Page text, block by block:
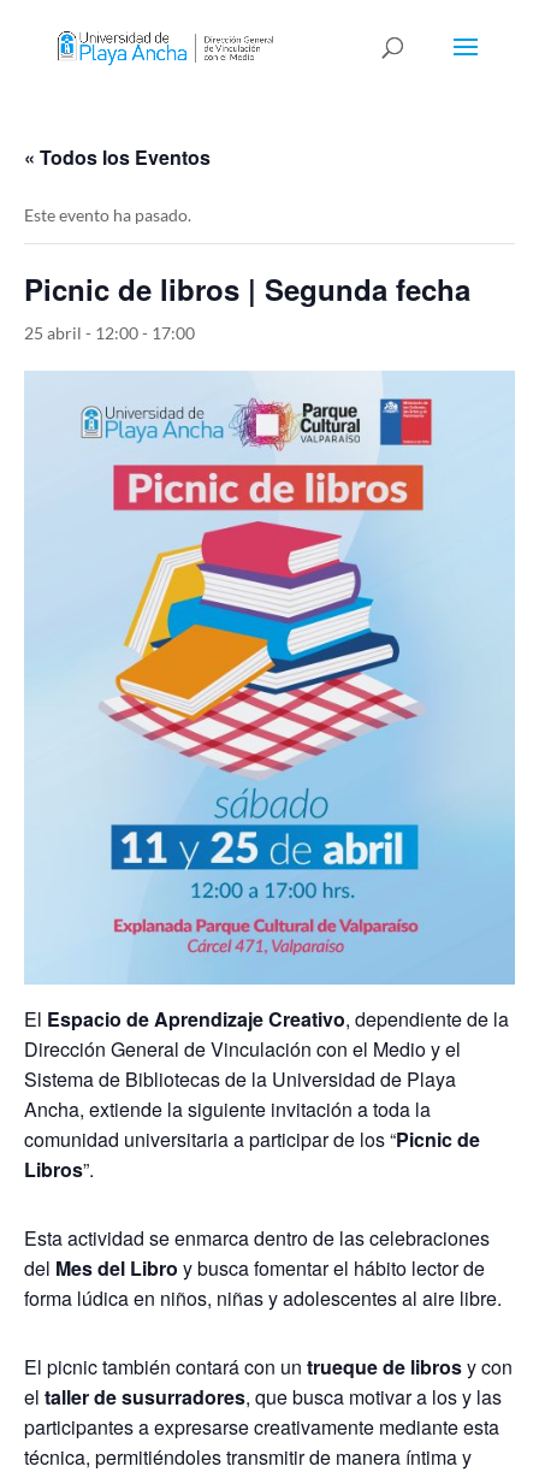
« Todos los Eventos
Este evento ha pasado.
Picnic de libros | Segunda fecha
25 abril - 12:00- 17:00
El Espacio de Aprendizaje Creativo, dependiente de la
Dirección General de Vinculación con el Medio y el
Sistema de Bibliotecas de la Universidad de Playa
Ancha, extiende la siguiente invitación a toda la
comunidad universitaria a participar de los “Picnic de
Libros”.
Esta actividad se enmarca dentro de las celebraciones
del Mes del Libro y busca fomentar el hábito lector de
forma lúdica en niños, niñas y adolescentes al aire libre.
El picnic también contará con un trueque de librosy con
el taller de susurradores, que busca motivar a los y las
participantes a expresarse creativamente mediante esta
técnica, permitiéndoles transmitir de manera íntima y